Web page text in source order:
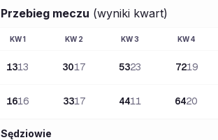
Przebieg meczu (wyniki kwart)
KW1 KW 2 KW3 KW4
1313 3017 5323 7219
1616 3317 4411 6420
Sędziowie